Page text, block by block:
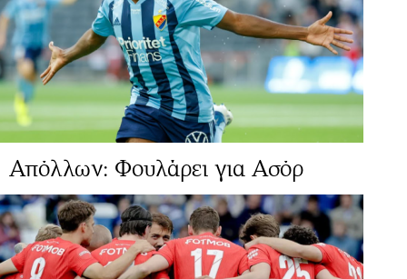
Απόλλων: Φουλάρει για Ασόρ